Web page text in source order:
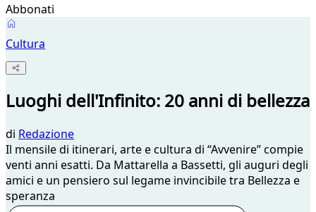
Abbonati
Cultura
Luoghi dell'Infinito: 20 anni di bellezza
di Redazione
Il mensile di itinerari, arte e cultura di “Avvenire” compie
venti anni esatti. Da Mattarella a Bassetti, gli auguri degli
amici e un pensiero sul legame invincibile tra Bellezza e
speranza